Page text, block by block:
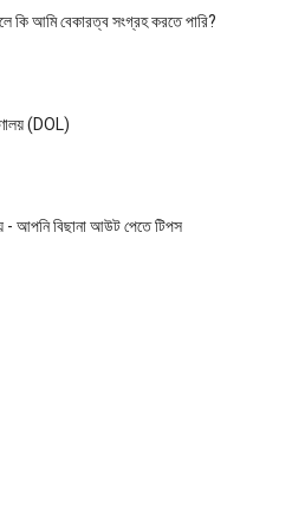
কি আমি বেকারত্ব সংগ্রহ করতে পারি?
(DOL)
- আপনি বিছানা আউট পেতে টিপস